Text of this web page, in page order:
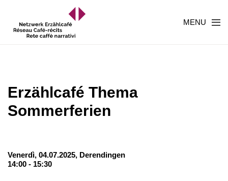
MENU
Erzählcafé Thema
Sommerferien
Venerdì, 04.07.2025, Derendingen
14:00 - 15:30